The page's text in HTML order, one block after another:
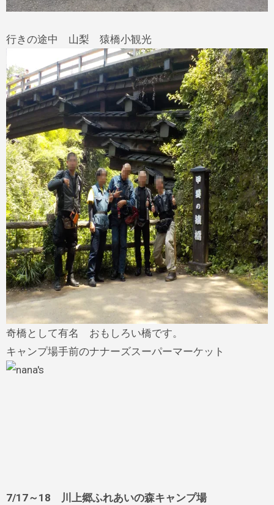
行きの途中 山梨 猿橋小観光
奇橋として有名 おもしろい橋です。
キャンプ場手前のナナーズスーパーマーケット
7/17～18 川上郷ふれあいの森キャンプ場